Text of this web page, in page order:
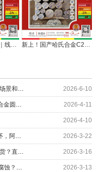
因材制宜 匠心加工｜线切割 + 锻打C276 哈氏合金圆环服务化工设备 新上！国产哈氏合金C276棒材现货及定切服务
解密哈氏合金C22、C276板棒管在半导体哪些场景和部位上应用？ 2026-6-10
因材制宜 匠心加工｜线切割 + 锻打C276 哈氏合金圆环服务化工设备 2026-4-11
2026-4-10
废料多？成本高？哈氏合金 C276 进口板切圆环，阿斯米帮您…… 2026-3-22
哈氏合金C22和C276棒材实心圆钢都有哪些现货？直径对照表 2026-3-16
哈氏合金C276 和 C22 有什么区别？哪个更耐腐蚀？应用如何 2026-3-13